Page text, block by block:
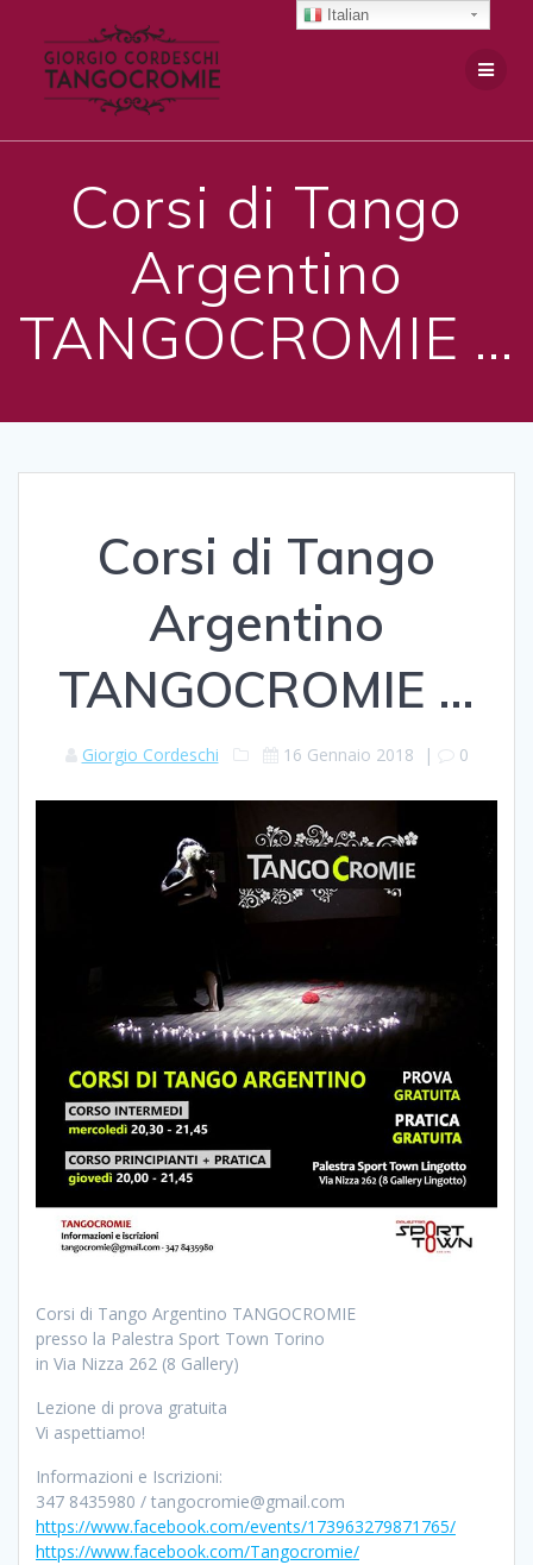
Corsi di Tango
Argentino
TANGOCROMIE …
Corsi di Tango
Argentino
TANGOCROMIE …
Giorgio Cordeschi 16 Gennaio 2018 | 0
Corsi di Tango Argentino TANGOCROMIE
presso la Palestra Sport Town Torino
in Via Nizza 262 (8 Gallery)
Lezione di prova gratuita
Vi aspettiamo!
Informazioni e Iscrizioni:
347 8435980 / tangocromie@gmail.com
https://www.facebook.com/events/173963279871765/
https://www.facebook.com/Tangocromie/
Italian